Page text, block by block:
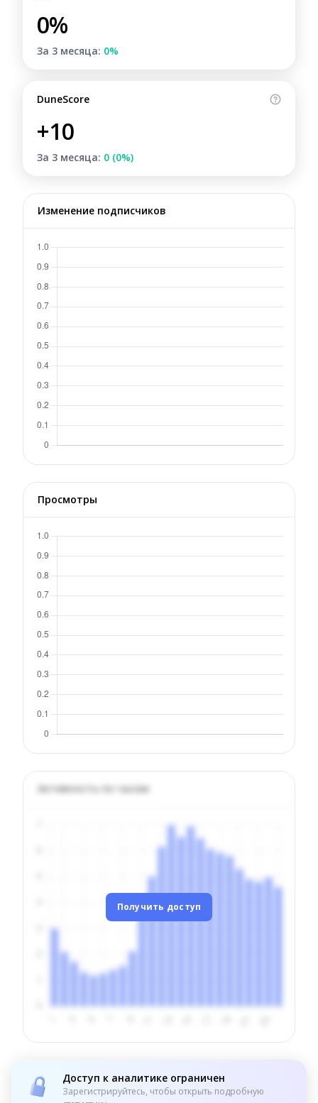
0%
За 3 месяца: 0%
DuneScore
+10
За 3 месяца: 0 (0%)
Изменение подписчиков
Просмотры
Активность по часам
Получить доступ
Доступ к аналитике ограничен
Зарегистрируйтесь, чтобы открыть подробную